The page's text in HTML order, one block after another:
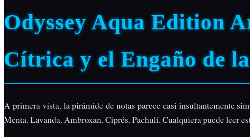
Odyssey Aqua Edition
Cítrica y el Engaño de
A primera vista, la pirámide de notas parece casi insultantemente
Menta. Lavanda. Ambroxan. Ciprés. Pachulí. Cualquiera puede leer